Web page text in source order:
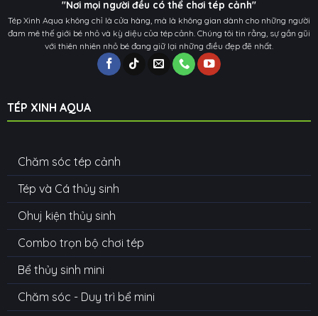
"Nơi mọi người đều có thể chơi tép cảnh"
Tép Xinh Aqua không chỉ là cửa hàng, mà là không gian dành cho những người
đam mê thế giới bé nhỏ và kỳ diệu của tép cảnh. Chúng tôi tin rằng, sự gần gũi
với thiên nhiên nhỏ bé đang giữ lại những điều đẹp đẽ nhất.
TÉP XINH AQUA
Chăm sóc tép cảnh
Tép và Cá thủy sinh
Ohuj kiện thủy sinh
Combo trọn bộ chơi tép
Bể thủy sinh mini
Chăm sóc - Duy trì bể mini